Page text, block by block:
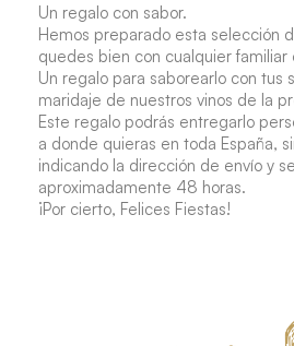
Un regalo con sabor.
Hemos preparado esta selección
quedes bien con cualquier familiar
Un regalo para saborearlo con tus
maridaje de nuestros vinos de la
Este regalo podrás entregarlo
a donde quieras en toda España,
indicando la dirección de envío y
aproximadamente 48 horas.
¡Por cierto, Felices Fiestas!